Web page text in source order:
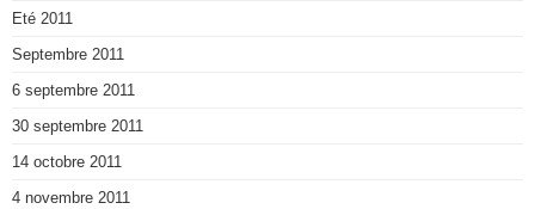
Eté 2011
Septembre 2011
6 septembre 2011
30 septembre 2011
14 octobre 2011
4 novembre 2011